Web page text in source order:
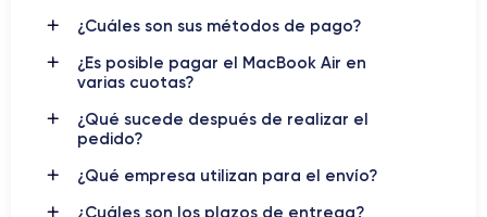
¿Cuáles son sus métodos de pago?
¿Es posible pagar el MacBook Air en
varias cuotas?
¿Qué sucede después de realizar el
pedido?
¿Qué empresa utilizan para el envío?
¿Cuáles son los plazos de entrega?